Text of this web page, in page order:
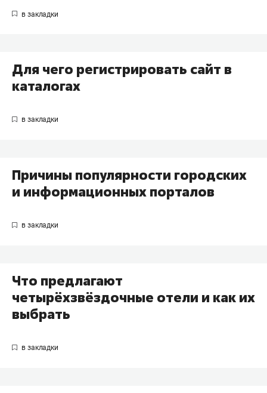
Для чего регистрировать сайт в
каталогах
Причины популярности городских
и информационных порталов
Что предлагают
четырёхзвёздочные отели и как их
выбрать